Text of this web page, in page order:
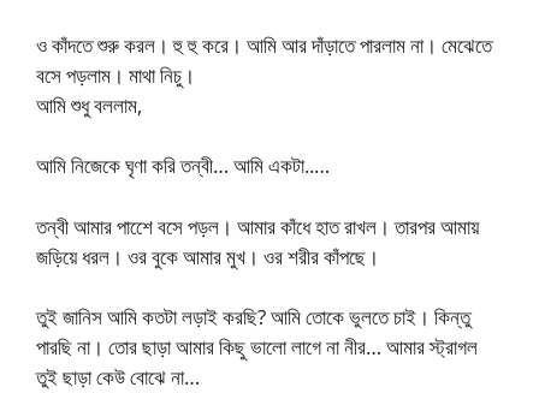
ও কাঁদতে শুরু করল। হু হু করে। আমি আর দাঁড়াতে পারলাম না। মেঝেতে
বসে পড়লাম। মাথা নিচু।
আমি শুধু বললাম,
আমি নিজেকে ঘৃণা করি তন্বী… আমি একটা..…
তন্বী আমার পাশেে বসে পড়ল। আমার কাঁধে হাত রাখল। তারপর আমায়
জড়িয়ে ধরল। ওর বুকে আমার মুখ। ওর শরীর কাঁপছে।
তুই জানিস আমি কতটা লড়াই করছি? আমি তোকে ভুলতে চাই। কিন্তু
পারছি না। তোর ছাড়া আমার কিছু ভালো লাগে না নীর… আমার স্ট্রাগল
তুই ছাড়া কেউ বোঝে না…